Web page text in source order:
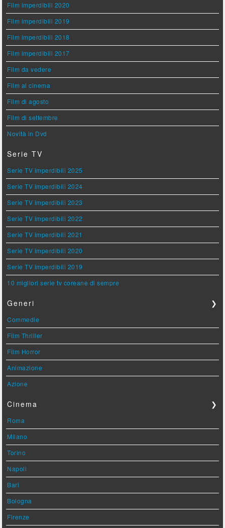
Film imperdibili 2020
Film imperdibili 2019
Film imperdibili 2018
Film imperdibili 2017
Film da vedere
Film al cinema
Film di agosto
Film di settembre
Novità in Dvd
Serie TV
Serie TV imperdibili 2025
Serie TV imperdibili 2024
Serie TV imperdibili 2023
Serie TV imperdibili 2022
Serie TV imperdibili 2021
Serie TV imperdibili 2020
Serie TV imperdibili 2019
10 migliori serie tv coreane di sempre
Generi ❯
Commedie
Film Thriller
Film Horror
Animazione
Azione
Cinema ❯
Roma
Milano
Torino
Napoli
Bari
Bologna
Firenze